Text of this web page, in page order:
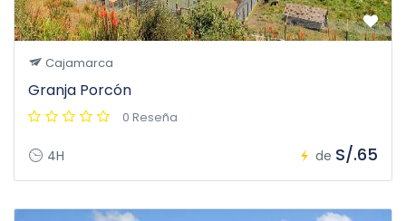
Cajamarca
Granja Porcón
0 Reseña
4H de S/.65